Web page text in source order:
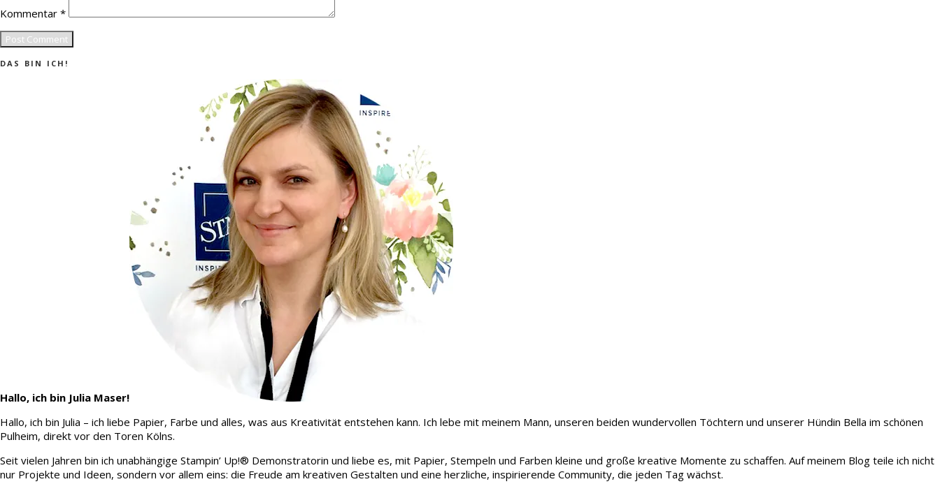
Kommentar *
DAS BIN ICH!
Hallo, ich bin Julia Maser!
Hallo, ich bin Julia – ich liebe Papier, Farbe und alles, was aus Kreativität entstehen kann. Ich lebe mit meinem Mann, unseren beiden wundervollen Töchtern und unserer Hündin Bella im schönen
Pulheim, direkt vor den Toren Kölns.
Seit vielen Jahren bin ich unabhängige Stampin’ Up!® Demonstratorin und liebe es, mit Papier, Stempeln und Farben kleine und große kreative Momente zu schaffen. Auf meinem Blog teile ich nicht
nur Projekte und Ideen, sondern vor allem eins: die Freude am kreativen Gestalten und eine herzliche, inspirierende Community, die jeden Tag wächst.